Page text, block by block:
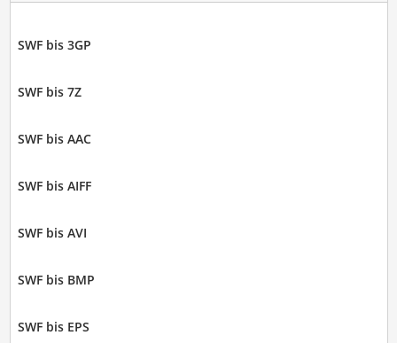
SWF bis 3GP
SWF bis 7Z
SWF bis AAC
SWF bis AIFF
SWF bis AVI
SWF bis BMP
SWF bis EPS